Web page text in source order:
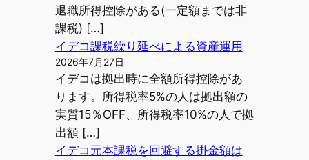
退職所得控除がある(一定額までは非
課税) […]
イデコ課税繰り延べによる資産運用
2026年7月27日
イデコは拠出時に全額所得控除があ
ります。所得税率5%の人は拠出額の
実質15％OFF、所得税率10%の人で拠
出額 […]
イデコ元本課税を回避する掛金額は